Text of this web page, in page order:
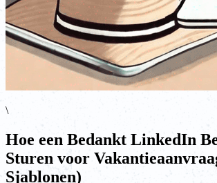
\
Hoe een Bedankt LinkedIn
Sturen voor
Sjablonen)